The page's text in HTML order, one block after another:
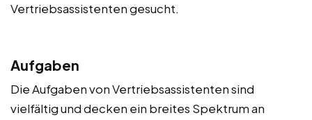
Vertriebsassistenten gesucht.
Aufgaben
Die Aufgaben von Vertriebsassistenten sind
vielfältig und decken ein breites Spektrum an